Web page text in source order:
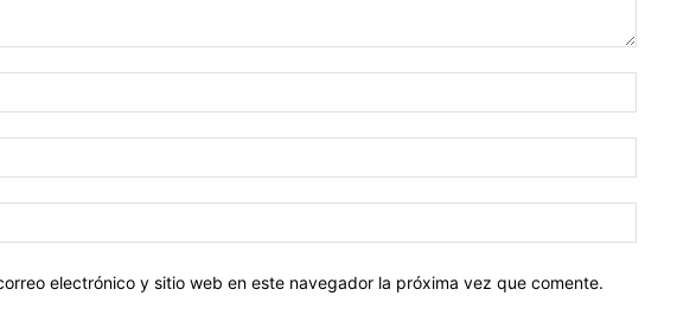
electrónico y sitio web en este navegador la próxima vez que comente.